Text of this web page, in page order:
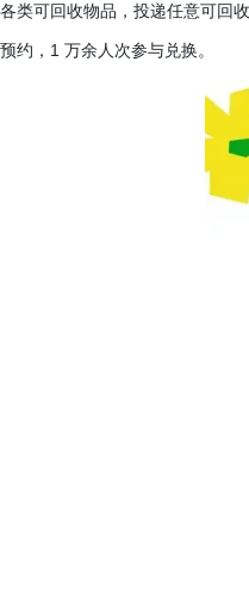
各类可回收物品，投递任意可回
预约，1 万余人次参与兑换。